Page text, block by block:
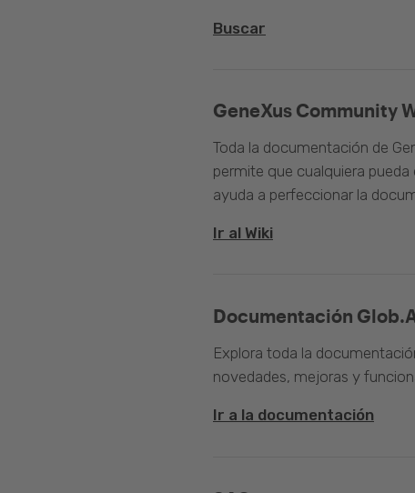
GeneXus Community
Toda la documentación de
permite que cualquiera
ayuda a perfeccionar la
Ir al Wiki
Buscar
Documentación
Explora toda la
novedades, mejoras y
Ir a la documentación